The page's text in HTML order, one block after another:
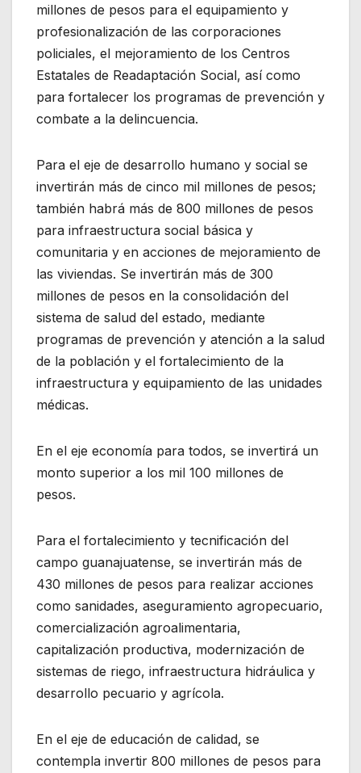
millones de pesos para el equipamiento y
profesionalización de las corporaciones
policiales, el mejoramiento de los Centros
Estatales de Readaptación Social, así como
para fortalecer los programas de prevención y
combate a la delincuencia.
Para el eje de desarrollo humano y social se
invertirán más de cinco mil millones de pesos;
también habrá más de 800 millones de pesos
para infraestructura social básica y
comunitaria y en acciones de mejoramiento de
las viviendas. Se invertirán más de 300
millones de pesos en la consolidación del
sistema de salud del estado, mediante
programas de prevención y atención a la salud
de la población y el fortalecimiento de la
infraestructura y equipamiento de las unidades
médicas.
En el eje economía para todos, se invertirá un
monto superior a los mil 100 millones de
pesos.
Para el fortalecimiento y tecnificación del
campo guanajuatense, se invertirán más de
430 millones de pesos para realizar acciones
como sanidades, aseguramiento agropecuario,
comercialización agroalimentaria,
capitalización productiva, modernización de
sistemas de riego, infraestructura hidráulica y
desarrollo pecuario y agrícola.
En el eje de educación de calidad, se
contempla invertir 800 millones de pesos para